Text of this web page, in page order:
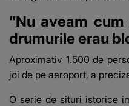
”Nu aveam
drumurile erau
Aproximativ 1.500 de
joi de pe aeroport, a
O serie de situri istorice